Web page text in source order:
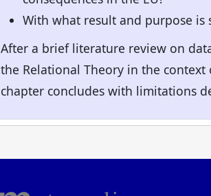
With what result and purpose
After a brief literature review on
the Relational Theory in the context
chapter concludes with limitations